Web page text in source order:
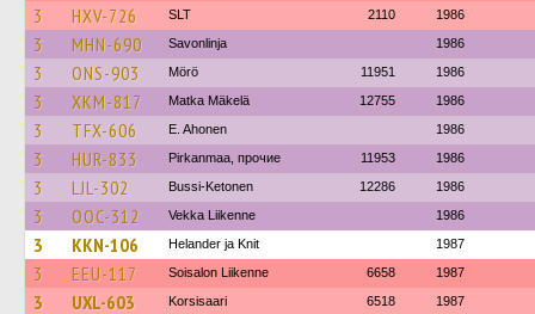
3 HXV-726 SLT 2110 1986
3 MHN-690 Savonlinja 1986
3 ONS-903 Mörö 11951 1986
3 XKM-817 Matka Mäkelä 12755 1986
3 TFX-606 E. Ahonen 1986
3 HUR-833 Pirkanmaa, прочие 11953 1986
3 LJL-302 Bussi-Ketonen 12286 1986
3 OOC-312 Vekka Liikenne 1986
3 KKN-106 Helander ja Knit 1987
3 EEU-117 Soisalon Liikenne 6658 1987
3 UXL-603 Korsisaari 6518 1987